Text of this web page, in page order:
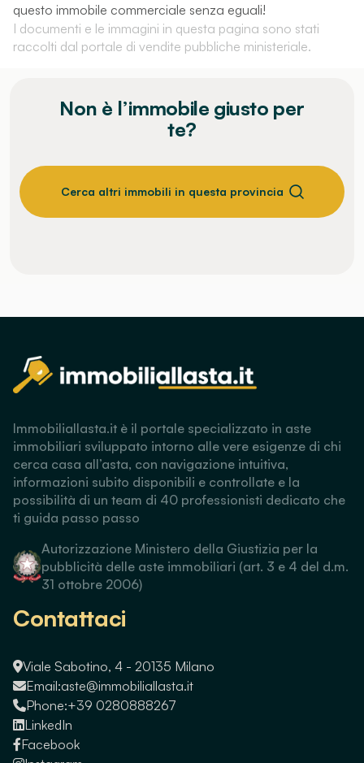
questo immobile commerciale senza eguali!
I documenti e le immagini in questa pagina sono stati
raccolti dal portale di vendite pubbliche ministeriale.
Non è l’immobile giusto per
te?
Cerca altri immobili in questa provincia
Immobiliallasta.it è il portale specializzato in aste
immobiliari sviluppato intorno alle vere esigenze di chi
cerca casa all’asta, con navigazione intuitiva,
informazioni subito disponibili e controllate e la
possibilità di un team di 40 professionisti dedicato che
ti guida passo passo
Autorizzazione Ministero della Giustizia per la
pubblicità delle aste immobiliari (art. 3 e 4 del d.m.
31 ottobre 2006)
Contattaci
Viale Sabotino, 4 - 20135 Milano
Email:aste@immobiliallasta.it
Phone:+39 0280888267
LinkedIn
Facebook